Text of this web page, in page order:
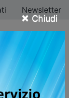
× Chiudi
Newsletter